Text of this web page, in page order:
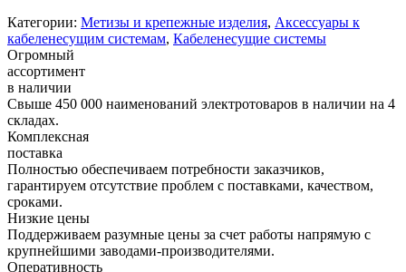
Категории: Метизы и крепежные изделия, Аксессуары к
кабеленесущим системам, Кабеленесущие системы
Огромный
ассортимент
в наличии
Свыше 450 000 наименований электротоваров в наличии на 4
складах.
Комплексная
поставка
Полностью обеспечиваем потребности заказчиков,
гарантируем отсутствие проблем с поставками, качеством,
сроками.
Низкие цены
Поддерживаем разумные цены за счет работы напрямую с
крупнейшими заводами-производителями.
Оперативность